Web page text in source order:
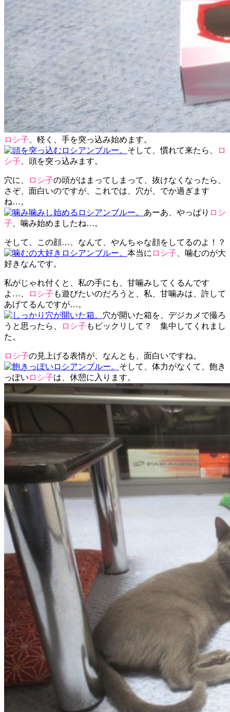
ロシ子 、軽く、手を突っ込み始めます。
そして、慣れて来たら、
ロ
シ子 、頭を突っ込みます。
穴に、 ロシ子の頭がはまってしまって、抜けなくなったら、
さぞ、面白いのですが、これでは、穴が、でか過ぎます
ね…。
あーあ、やっぱり ロシ
子 、噛み始めましたね…。
そして、この顔…、なんて、やんちゃな顔をしてるのよ！？
本当に ロシ子 、噛むのが大
好きなんです。
私がじゃれ付くと、私の手にも、甘噛みしてくるんです
よ…、
ロシ子 も遊びたいのだろうと、私、甘噛みは、許して
あげてるんですが…。
穴が開いた箱を、デジカメで撮ろ
うと思ったら、
ロシ子 もビックリして？ 集中してくれまし
た。
ロシ子の見上げる表情が、なんとも、面白いですね。
そして、体力がなくて、飽き
っぽい ロシ子は、休憩に入ります。